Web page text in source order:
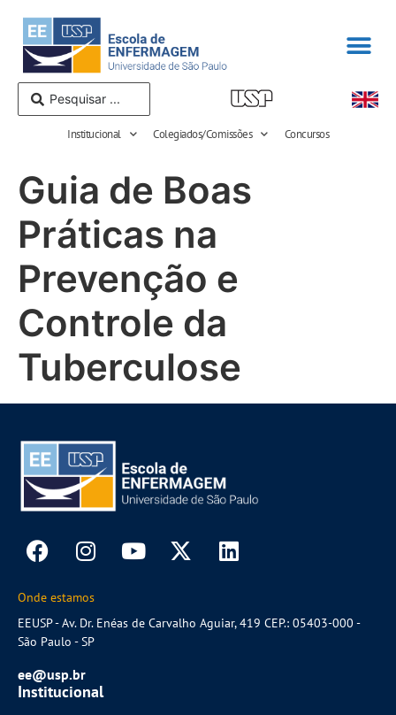
Institucional Colegiados/Comissões Concursos
Guia de Boas
Práticas na
Prevenção e
Controle da
Tuberculose
Onde estamos
EEUSP - Av. Dr. Enéas de Carvalho Aguiar, 419 CEP.: 05403-000 -
São Paulo - SP
ee@usp.br
Institucional